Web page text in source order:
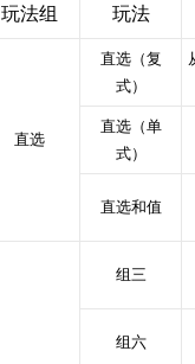
玩法组 玩法
直选
直选（复
式）
直选（单
式）
直选和值
组三
组六